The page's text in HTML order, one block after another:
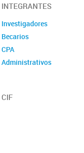
INTEGRANTES
Investigadores
Becarios
CPA
Administrativos
CIF